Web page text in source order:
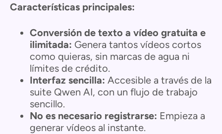
Características principales:
Conversión de texto a vídeo gratuita e
ilimitada: Genera tantos vídeos cortos
como quieras, sin marcas de agua ni
límites de crédito.
Interfaz sencilla: Accesible a través de la
suite Qwen AI, con un flujo de trabajo
sencillo.
No es necesario registrarse: Empieza a
generar vídeos al instante.